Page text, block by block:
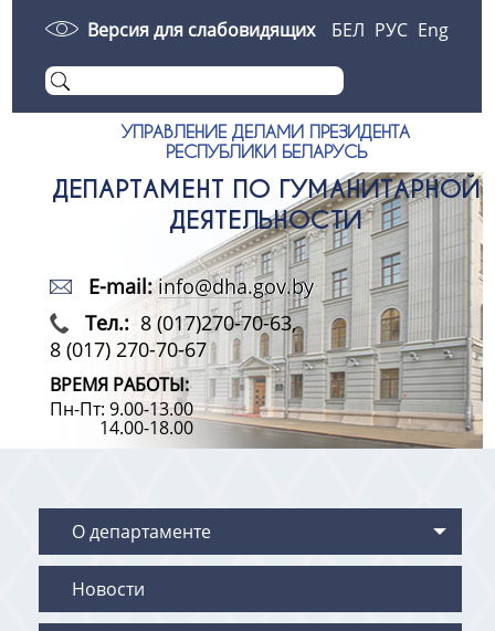
Версия для слабовидящих БЕЛ РУС Eng
УПРАВЛЕНИЕ ДЕЛАМИ ПРЕЗИДЕНТА
РЕСПУБЛИКИ БЕЛАРУСЬ
ДЕПАРТАМЕНТ ПО ГУМАНИТАРНОЙ
ДЕЯТЕЛЬНОСТИ
E-mail: info@dha.gov.by
Тел.:8 (017)270-70-63,
8 (017) 270-70-67
ВРЕМЯ РАБОТЫ:
Пн-Пт: 9.00-13.00
14.00-18.00
О департаменте
Новости